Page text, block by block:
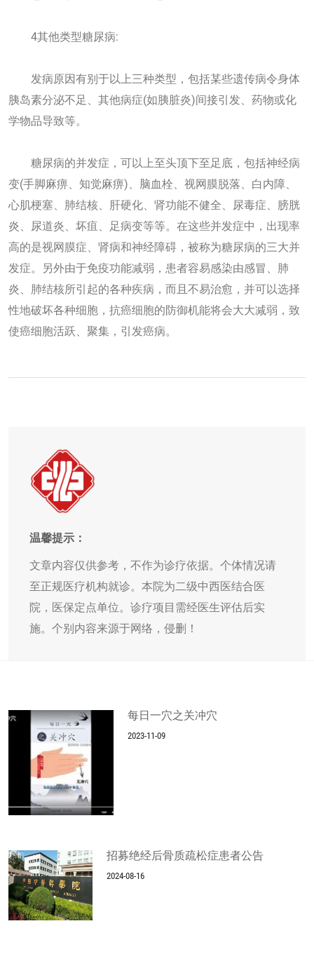
4其他类型糖尿病:
发病原因有别于以上三种类型，包括某些遗传病令身体
胰岛素分泌不足、其他病症(如胰脏炎)间接引发、药物或化
学物品导致等。
糖尿病的并发症，可以上至头顶下至足底，包括神经病
变(手脚麻痹、知觉麻痹)、脑血栓、视网膜脱落、白内障、
心肌梗塞、肺结核、肝硬化、肾功能不健全、尿毒症、膀胱
炎、尿道炎、坏疽、足病变等等。在这些并发症中，出现率
高的是视网膜症、肾病和神经障碍，被称为糖尿病的三大并
发症。另外由于免疫功能减弱，患者容易感染由感冒、肺
炎、肺结核所引起的各种疾病，而且不易治愈，并可以选择
性地破坏各种细胞，抗癌细胞的防御机能将会大大减弱，致
使癌细胞活跃、聚集，引发癌病。
温馨提示：
文章内容仅供参考，不作为诊疗依据。个体情况请
至正规医疗机构就诊。本院为二级中西医结合医
院，医保定点单位。诊疗项目需经医生评估后实
施。个别内容来源于网络，侵删！
每日一穴之关冲穴
2023-11-09
招募绝经后骨质疏松症患者公告
2024-08-16